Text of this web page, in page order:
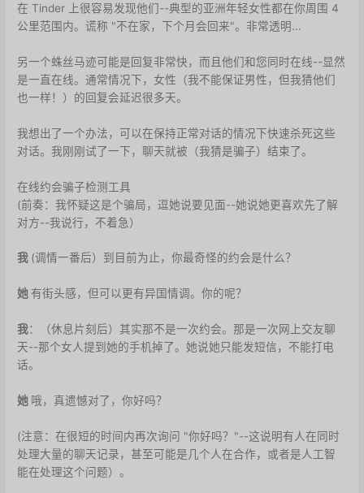
在 Tinder 上很容易发现他们--典型的亚洲年轻女性都在你周围 4
公里范围内。谎称 "不在家，下个月会回来"。非常透明...
另一个蛛丝马迹可能是回复非常快，而且他们和您同时在线--显然
是一直在线。通常情况下，女性（我不能保证男性，但我猜他们
也一样！）的回复会延迟很多天。
我想出了一个办法，可以在保持正常对话的情况下快速杀死这些
对话。我刚刚试了一下，聊天就被（我猜是骗子）结束了。
在线约会骗子检测工具
(前奏：我怀疑这是个骗局，逗她说要见面--她说她更喜欢先了解
对方--我说行，不着急）
我 (调情一番后）到目前为止，你最奇怪的约会是什么？
她 有街头感，但可以更有异国情调。你的呢？
我：（休息片刻后）其实那不是一次约会。那是一次网上交友聊
天--那个女人提到她的手机掉了。她说她只能发短信，不能打电
话。
她 哦，真遗憾对了，你好吗？
(注意：在很短的时间内再次询问 "你好吗？"--这说明有人在同时
处理大量的聊天记录，甚至可能是几个人在合作，或者是人工智
能在处理这个问题）。